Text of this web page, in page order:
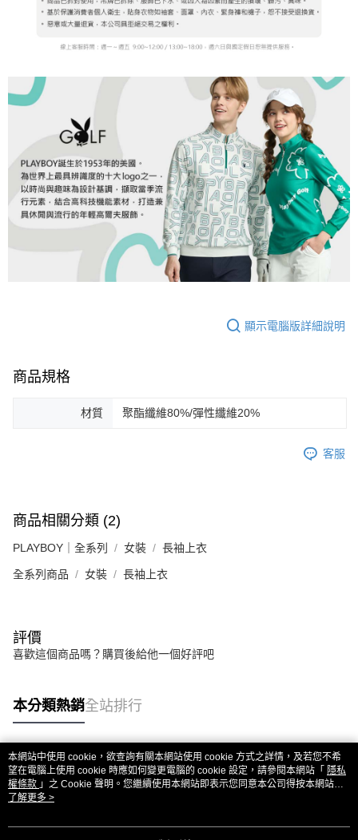
顯示電腦版詳細說明
商品規格
材質 聚酯纖維80%/彈性纖維20%
客服
商品相關分類 (2)
PLAYBOY｜全系列 女裝 長袖上衣
全系列商品 女裝 長袖上衣
評價
喜歡這個商品嗎？購買後給他一個好評吧
本分類熱銷全站排行
熱門標籤
本網站中使用 cookie，欲查詢有關本網站使用 cookie 方式之詳情，及若您不希
望在電腦上使用 cookie 時應如何變更電腦的 cookie 設定，請參閱本網站「 隱私
權條款 」之 Cookie 聲明。您繼續使用本網站即表示您同意本公司得按本網站使
用條款之 Cookie 聲明使用 cookie。
了解更多 >